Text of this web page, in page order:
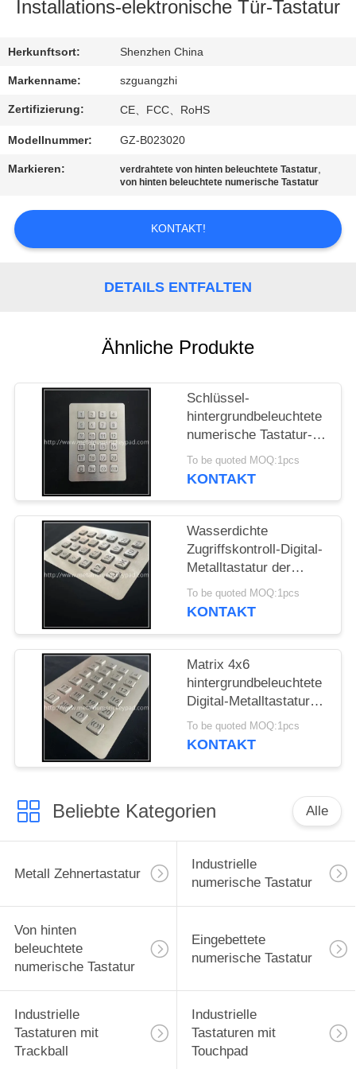
SIE
MIT
UNS
IN
VERBINDUNG
FORDERN
SIE
PRIVACY
POLICY
Installations-elektronische Tür-Tastatur
Herkunftsort: Shenzhen China
Markenname: szguangzhi
Zertifizierung: CE、FCC、RoHS
Modellnummer: GZ-B023020
Markieren: verdrahtete von hinten beleuchtete Tastatur,
von hinten beleuchtete numerische Tastatur
KONTAKT!
DETAILS ENTFALTEN
Ähnliche Produkte
Schlüssel-
hintergrundbeleuchtete
numerische Tastatur-
Zugriffskontroll-Digital-
Metalltastatur ODM 24
To be quoted MOQ:1pcs
KONTAKT
Wasserdichte
Zugriffskontroll-Digital-
Metalltastatur der
numerischen Tastatur-
IP65
To be quoted MOQ:1pcs
KONTAKT
Matrix 4x6
hintergrundbeleuchtete
Digital-Metalltastatur
der Vandalen-
beständige Tastatur-24
To be quoted MOQ:1pcs
KONTAKT
Beliebte Kategorien Alle
Metall Zehnertastatur
Industrielle
numerische Tastatur
Von hinten
beleuchtete
numerische Tastatur
Eingebettete
numerische Tastatur
Industrielle
Tastaturen mit
Trackball
Industrielle
Tastaturen mit
Touchpad